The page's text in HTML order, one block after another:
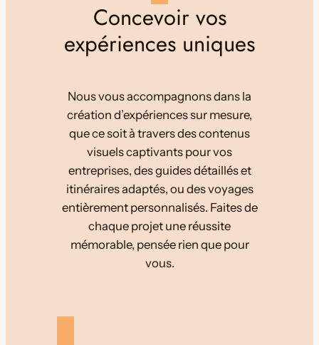
Concevoir vos
expériences uniques
Nous vous accompagnons dans la
création d’expériences sur mesure,
que ce soit à travers des contenus
visuels captivants pour vos
entreprises, des guides détaillés et
itinéraires adaptés, ou des voyages
entièrement personnalisés. Faites de
chaque projet une réussite
mémorable, pensée rien que pour
vous.